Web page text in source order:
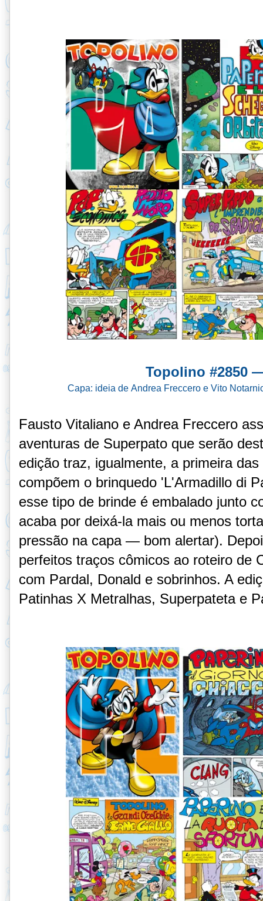
Topolino #2850
Capa: ideia de Andrea Freccero e Vito
Fausto Vitaliano e Andrea Freccero
aventuras de Superpato que serão
edição traz, igualmente, a primeira
compõem o brinquedo 'L'Armadillo di
esse tipo de brinde é embalado junto
acaba por deixá-la mais ou menos
pressão na capa — bom alertar).
perfeitos traços cômicos ao roteiro de
com Pardal, Donald e sobrinhos. A
Patinhas X Metralhas, Superpateta e